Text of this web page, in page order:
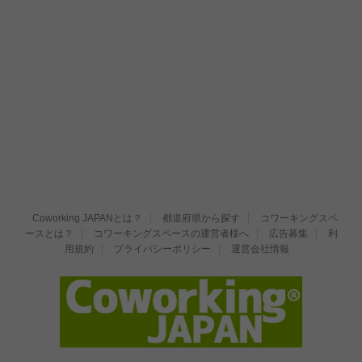
Coworking JAPANとは？ 都道府県から探す
コワーキングスペ
ースとは？
コワーキングスペースの運営者様へ 広告募集
利
用規約
プライバシーポリシー 運営会社情報